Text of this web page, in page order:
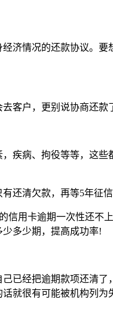
济情况的还款协议。
客户，更别说协商还款
疾病、拘役等等，这
还清欠款，再等5年征
用卡逾期一次性还不
多少期，提高成功率!
已经把逾期款项还清
就很有可能被机构列